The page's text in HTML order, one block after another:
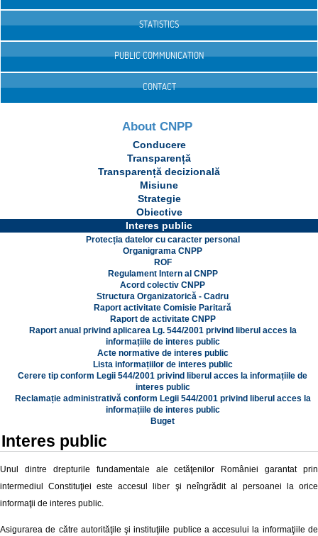
STATISTICS
PUBLIC COMMUNICATION
CONTACT
About CNPP
Conducere
Transparență
Transparență decizională
Misiune
Strategie
Obiective
Interes public
Protecția datelor cu caracter personal
Organigrama CNPP
ROF
Regulament Intern al CNPP
Acord colectiv CNPP
Structura Organizatorică - Cadru
Raport activitate Comisie Paritară
Raport de activitate CNPP
Raport anual privind aplicarea Lg. 544/2001 privind liberul acces la
informațiile de interes public
Acte normative de interes public
Lista informațiilor de interes public
Cerere tip conform Legii 544/2001 privind liberul acces la informațiile de
interes public
Reclamație administrativă conform Legii 544/2001 privind liberul acces la
informațiile de interes public
Buget
Interes public
Unul dintre drepturile fundamentale ale cetăţenilor României garantat prin
intermediul Constituţiei este accesul liber şi neîngrădit al persoanei la orice
informaţii de interes public.
Asigurarea de către autorităţile şi instituţiile publice a accesului la informaţiile de